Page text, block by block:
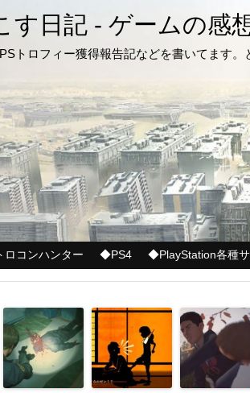
す日記 - ゲームの感
トロフィー獲得報告記などを書いてます。
ロコンハンター ◆PS4 ◆PlayStation各種